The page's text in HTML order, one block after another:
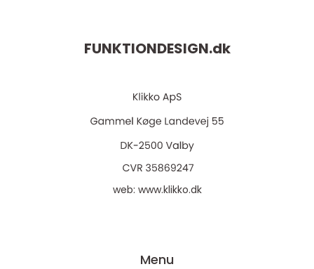
FUNKTIONDESIGN.dk
web: www.klikko.dk
Menu